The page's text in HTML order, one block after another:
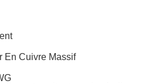
En Cuivre Massif